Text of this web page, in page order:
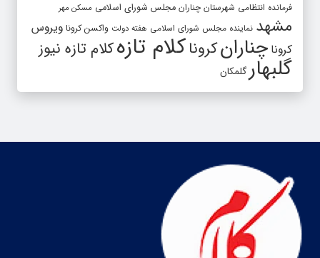
فرمانده انتظامی شهرستان چناران مجلس شورای اسلامی مسکن مهر
مشهد نماینده مجلس شورای اسلامی هفته دولت واکسن کرونا ویروس
کرونا چنارانکروناکلام تازهکلام تازه نیوز
گلبهارگلمکان